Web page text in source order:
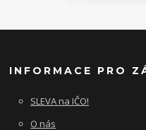
INFORMACE PRO
SLEVA na IČO!
O nás